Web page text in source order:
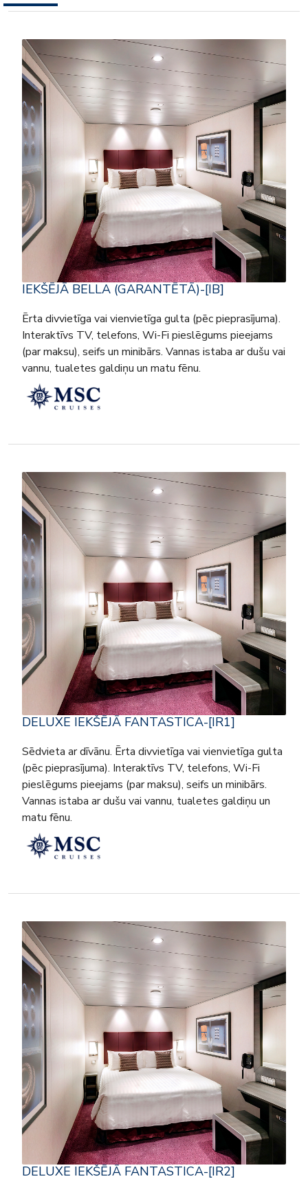
IEKŠĒJĀ BELLA (GARANTĒTĀ)-[IB]
Ērta divvietīga vai vienvietīga gulta (pēc pieprasījuma).
Interaktīvs TV, telefons, Wi-Fi pieslēgums pieejams
(par maksu), seifs un minibārs. Vannas istaba ar dušu vai
vannu, tualetes galdiņu un matu fēnu.
DELUXE IEKŠĒJĀ FANTASTICA-[IR1]
Sēdvieta ar dīvānu. Ērta divvietīga vai vienvietīga gulta
(pēc pieprasījuma). Interaktīvs TV, telefons, Wi-Fi
pieslēgums pieejams (par maksu), seifs un minibārs.
Vannas istaba ar dušu vai vannu, tualetes galdiņu un
matu fēnu.
DELUXE IEKŠĒJĀ FANTASTICA-[IR2]